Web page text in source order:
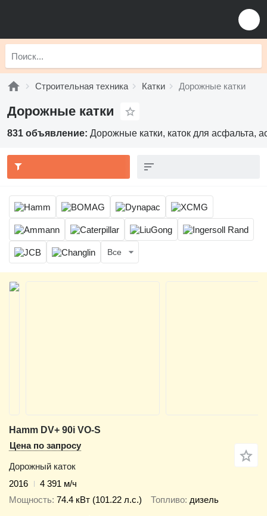
Строительная техника Катки Дорожные катки
Дорожные катки
831 объявление: Дорожные катки, каток для асфальта,
Все
Hamm DV+ 90i VO-S
Цена по запросу
Дорожный каток
2016
4 391 м/ч
Мощность 74.4 кВт (101.22 л.с.) Топливо дизель